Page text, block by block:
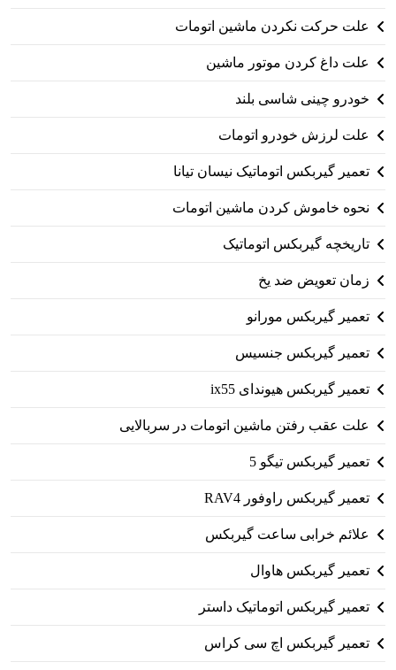
علت حرکت نکردن ماشین اتومات
علت داغ کردن موتور ماشین
خودرو چینی شاسی بلند
علت لرزش خودرو اتومات
تعمیر گیربکس اتوماتیک نیسان تیانا
نحوه خاموش کردن ماشین اتومات
تاریخچه گیربکس اتوماتیک
زمان تعویض ضد یخ
تعمیر گیربکس مورانو
تعمیر گیربکس جنسیس
تعمیر گیربکس هیوندای ix55
علت عقب رفتن ماشین اتومات در سربالایی
تعمیر گیربکس تیگو 5
تعمیر گیربکس راوفور RAV4
علائم خرابی ساعت گیربکس
تعمیر گیربکس هاوال
تعمیر گیربکس اتوماتیک داستر
تعمیر گیربکس اچ سی کراس